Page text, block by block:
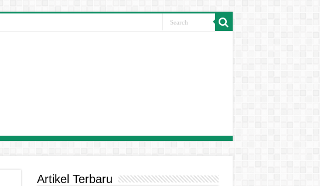
Artikel Terbaru